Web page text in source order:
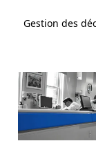
Gestion des